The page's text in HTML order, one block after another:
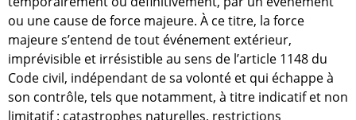
ou une cause de force majeure. À ce titre, la force
majeure s’entend de tout événement extérieur,
imprévisible et irrésistible au sens de l’article 1148 du
Code civil, indépendant de sa volonté et qui échappe à
son contrôle, tels que notamment, à titre indicatif et non
limitatif : catastrophes naturelles, restrictions